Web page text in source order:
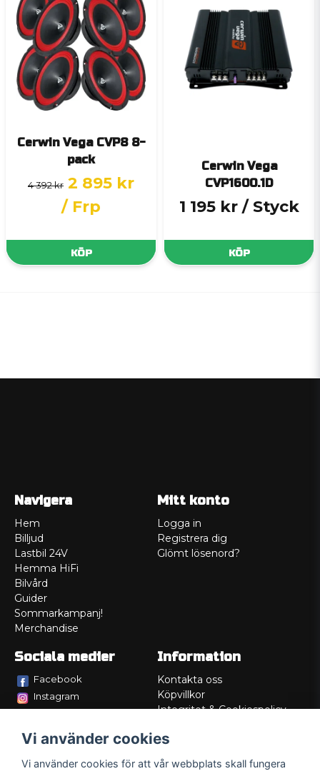
Cerwin Vega CVP8 8-
pack
4 392 kr 2 895 kr
/ Frp
KÖP
Cerwin Vega
CVP1600.1D
1 195 kr / Styck
KÖP
Navigera
Hem
Billjud
Lastbil 24V
Hemma HiFi
Bilvård
Guider
Sommarkampanj!
Merchandise
Mitt konto
Logga in
Registrera dig
Glömt lösenord?
Sociala medier
Facebook
Instagram
Information
Kontakta oss
Köpvillkor
Integritet & Cookiespolicy
Service/Garanti
Vi använder cookies
Vi använder cookies för att vår webbplats skall fungera